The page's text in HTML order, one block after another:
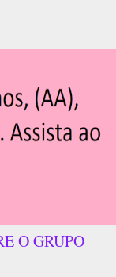
O GRUPO